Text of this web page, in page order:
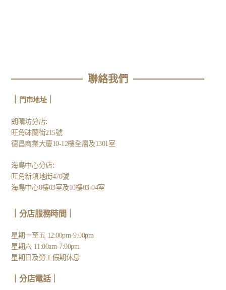
聯絡我們
門市地址｜
朗晴坊分店:
旺角砵蘭街215號
德昌商業大廈10-12樓全層及1301室
海島中心分店:
旺角新填地街470號
海島中心8樓03室及10樓03-04室
｜分店服務時間｜
星期一至五 12:00pm-9:00pm
星期六 11:00am-7:00pm
星期日及勞工假期休息
分店電話｜